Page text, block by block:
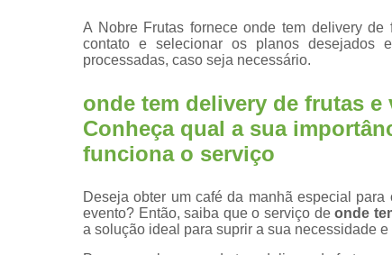
A Nobre Frutas fornece onde tem delivery
contato e selecionar os planos desejados
processadas, caso seja necessário.
onde tem delivery de frutas
Conheça qual a sua
funciona o serviço
Deseja obter um café da manhã especial
evento? Então, saiba que o serviço deonde
a solução ideal para suprir a sua necessidade